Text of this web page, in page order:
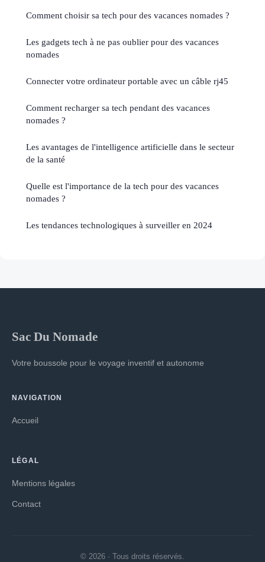
Comment choisir sa tech pour des vacances nomades ?
Les gadgets tech à ne pas oublier pour des vacances
nomades
Connecter votre ordinateur portable avec un câble rj45
Comment recharger sa tech pendant des vacances
nomades ?
Les avantages de l'intelligence artificielle dans le secteur
de la santé
Quelle est l'importance de la tech pour des vacances
nomades ?
Les tendances technologiques à surveiller en 2024
Sac Du Nomade
Votre boussole pour le voyage inventif et autonome
NAVIGATION
Accueil
LÉGAL
Mentions légales
Contact
© 2026 · Tous droits réservés.